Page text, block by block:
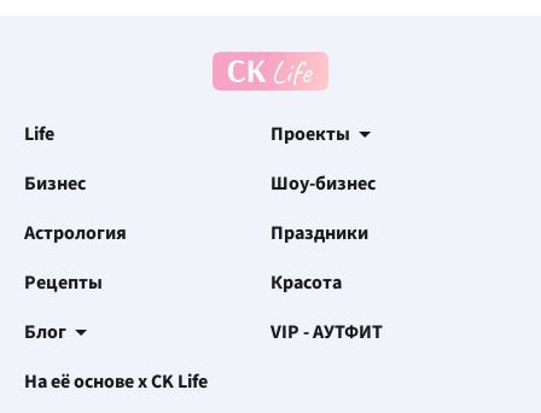
Life
Проекты
Бизнес
Шоу-бизнес
Астрология
Праздники
Рецепты
Красота
Блог
VIP - АУТФИТ
На её основе x CK Life